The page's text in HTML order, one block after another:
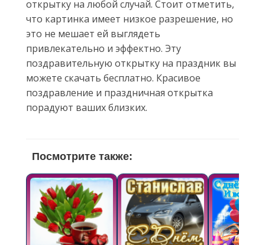
открытку на любой случай. Стоит отметить,
что картинка имеет низкое разрешение, но
это не мешает ей выглядеть
привлекательно и эффектно. Эту
поздравительную открытку на праздник вы
можете скачать бесплатно. Красивое
поздравление и праздничная открытка
порадуют ваших близких.
Посмотрите также: